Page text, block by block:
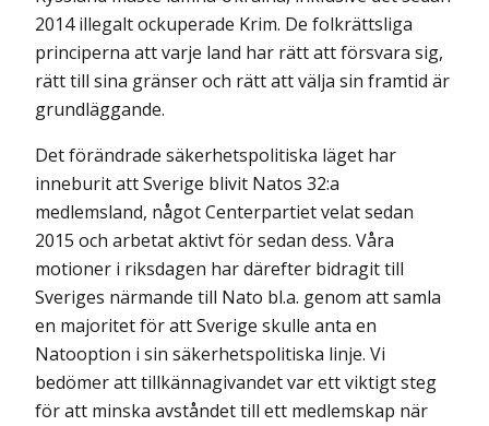
2014 illegalt ockuperade Krim. De folkrättsliga
principerna att varje land har rätt att försvara sig,
rätt till sina gränser och rätt att välja sin framtid är
grundläggande.
Det förändrade säkerhetspolitiska läget har
inneburit att Sverige blivit Natos 32:a
medlemsland, något Centerpartiet velat sedan
2015 och arbetat aktivt för sedan dess. Våra
motioner i riksdagen har därefter bidragit till
Sveriges närmande till Nato bl.a. genom att samla
en majoritet för att Sverige skulle anta en
Natooption i sin säkerhets­politiska linje. Vi
bedömer att tillkännagivandet var ett viktigt steg
för att minska av­ståndet till ett medlemskap när